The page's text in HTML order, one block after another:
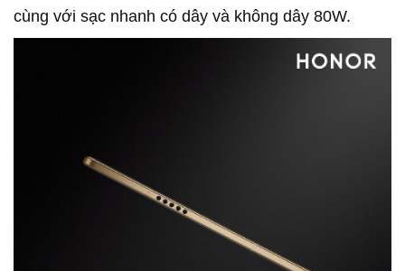
cùng với sạc nhanh có dây và không dây 80W.